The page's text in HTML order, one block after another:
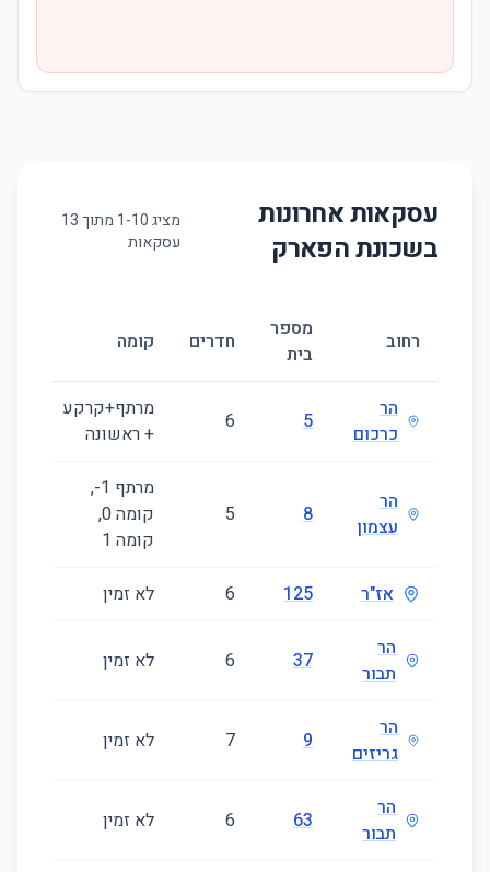
עסקאות אחרונות
בשכונתהפארק
מציג 1-10 מתוך13
עסקאות
רחוב
מספר
בית
חדרים קומה
הר
כרכום
5
6
מרתף+קרקע
+ ראשונה
הר
עצמון
8
5
מרתף ‎-1‏,
קומה ‎0‏,
קומה ‎1‏
אז"ר 125
6 לא זמין
הר
תבור
37
6 לא זמין
הר
גריזים
9
7 לא זמין
הר
תבור
63
6 לא זמין